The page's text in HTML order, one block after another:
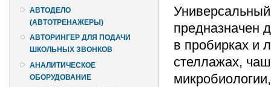
АВТОДЕЛО
(АВТОТРЕНАЖЕРЫ)
АВТОРИНГЕР ДЛЯ ПОДАЧИ
ШКОЛЬНЫХ ЗВОНКОВ
АНАЛИТИЧЕСКОЕ
ОБОРУДОВАНИЕ
предназначен
в пробирках и
стеллажах,